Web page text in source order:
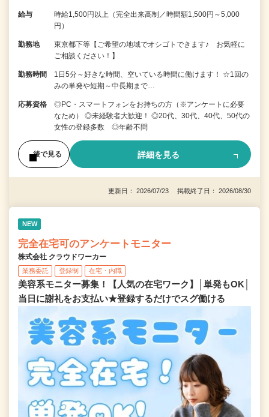
給与
時給1,500円以上（完全出来高制／時間額1,500円～5,000
円）
勤務地
東京都下等【ご希望の地域でオシゴトできます♪ お気軽に
ご相談ください！】
勤務時間
1日5分～好きな時間、空いている時間に働けます！ ☆1回の
みの単発や短期～中長期まで…
応募資格
◎PC・スマートフォンをお持ちの方（※アンケートに必要
なため） ◎未経験者大歓迎！ ◎20代、30代、40代、50代の
女性の登録多数 ◎年齢不問
後で見る 詳細を見る
更新日： 2026/07/23 掲載終了日： 2026/08/30
NEW
完全在宅可のアンケートモニター
株式会社 クラウドワーカー
業務委託 登録制 在宅・内職
美容系モニター募集！【人気の在宅ワーク】│単発もOK│
当日に謝礼をお支払い★登録するだけでスグ働ける